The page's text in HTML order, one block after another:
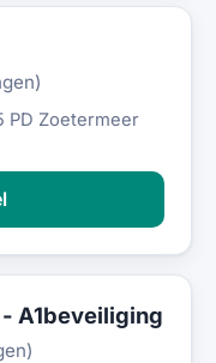
PD Zoetermeer
A1beveiliging